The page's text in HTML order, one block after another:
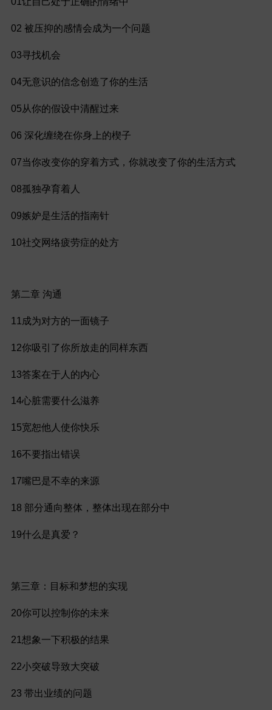
02 被压抑的感情会成为一个问题
03寻找机会
04无意识的信念创造了你的生活
05从你的假设中清醒过来
06 深化缠绕在你身上的楔子
07当你改变你的穿着方式，你就改变了你的生活方式
08孤独孕育着人
09嫉妒是生活的指南针
10社交网络疲劳症的处方
第二章 沟通
11成为对方的一面镜子
12你吸引了你所放走的同样东西
13答案在于人的内心
14心脏需要什么滋养
15宽恕他人使你快乐
16不要指出错误
17嘴巴是不幸的来源
18 部分通向整体，整体出现在部分中
19什么是真爱？
第三章：目标和梦想的实现
20你可以控制你的未来
21想象一下积极的结果
22小突破导致大突破
23 带出业绩的问题